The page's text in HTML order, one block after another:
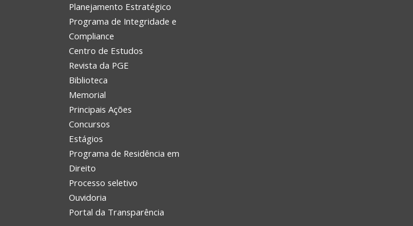
Planejamento Estratégico
Programa de Integridade e
Compliance
Centro de Estudos
Revista da PGE
Biblioteca
Memorial
Principais Ações
Concursos
Estágios
Programa de Residência em
Direito
Processo seletivo
Ouvidoria
Portal da Transparência